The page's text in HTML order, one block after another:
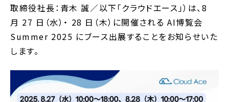
取締役社長：青木 誠／以下「クラウドエース」）は、8
⽉ 27 ⽇（水）・ 28 日（木）に開催される AI博覧会
Summer 2025 にブース出展することをお知らせいた
します。